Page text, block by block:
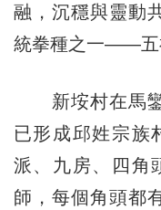
融，沉穩與靈動
統拳種之一——五
新垵村在馬鑾
已形成邱姓宗族
派、九房、四角
師，每個角頭都